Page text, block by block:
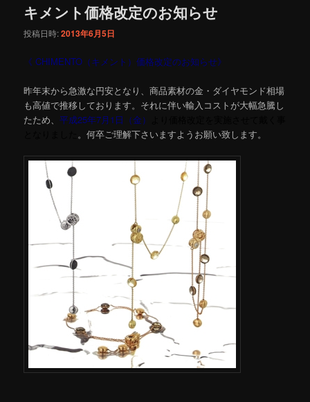
キメント価格改定のお知らせ
投稿日時:2013年6月5日
《 CHIMENTO（キメント）価格改定のお知らせ》
昨年末から急激な円安となり、商品素材の金・ダイヤモンド相場
も高値で推移しております。それに伴い輸入コストが大幅急騰し
たため、平成25年7月1日（金）
。何卒ご理解下さいますようお願い致します。